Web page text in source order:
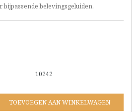
bijpassende belevingsgeluiden.
10242
TOEVOEGEN AAN WINKELWAGEN